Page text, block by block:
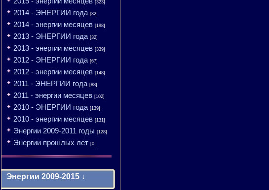
[323]
2014 - ЭНЕРГИИ года [32]
2014 - энергии месяцев [198]
2013 - ЭНЕРГИИ года [32]
2013 - энергии месяцев [339]
2012 - ЭНЕРГИИ года [67]
2012 - энергии месяцев [148]
2011 - ЭНЕРГИИ года [88]
2011 - энергии месяцев [102]
2010 - ЭНЕРГИИ года [139]
2010 - энергии месяцев [131]
Энергии 2009-2011 годы [128]
Энергии прошлых лет [0]
Энергии 2009-2015 ↓